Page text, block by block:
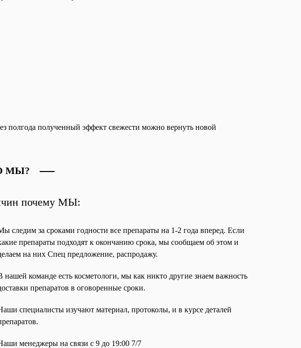
полгода полученный эффект свежести можно вернуть новой
МЫ?
почему МЫ:
следим за сроками годности все препараты на 1-2 года вперед. Если
препараты подходят к окончанию срока, мы сообщаем об этом и
на них Спец предложение, распродажу.
нашей команде есть косметологи, мы как никто другие знаем важность
препаратов в оговоренные сроки.
специалисты изучают материал, протоколы, и в курсе деталей
менеджеры на связи с 9 до 19:00 7/7